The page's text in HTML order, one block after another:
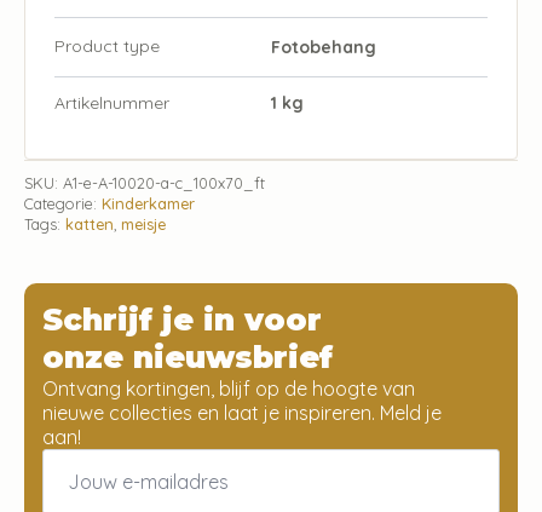
Product type Fotobehang
Artikelnummer 1 kg
SKU: A1-e-A-10020-a-c_100x70_ft
Categorie: Kinderkamer
Tags: katten meisje
Schrijf je in voor
onze nieuwsbrief
Ontvang kortingen, blijf op de hoogte van
nieuwe collecties en laat je inspireren. Meld je
aan!
Email